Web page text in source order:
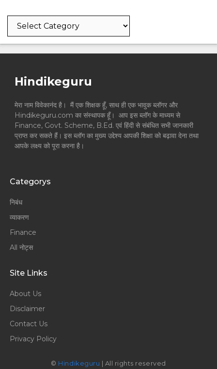
Categories
Hindikeguru
मेरा नाम विवेकानंद है। मैं एक शिक्षक हूँ, साथ ही एक भावुक ब्लॉगर और
Hindikeguru.com का संस्थापक हूँ। आप इस ब्लॉग के माध्यम से
Finance, Govt. Scheme, B.Ed. एवं हिंदी से संबंधित सभी जानकारी
प्राप्त कर सकते हैं। इस ब्लॉग का मुख्य उद्देश्य आपकी शिक्षा को बढ़ावा देना तथा
आपके लक्ष्य को पूरा करना है।
Categorys
निबंध
व्याकरण
Finance
All नोट्स
Site Links
About Us
Disclaimer
Contact Us
Privacy Policy
© Hindikeguru | All rights reserved